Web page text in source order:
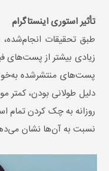
تأثیر استوری اینستاگرام
طبق تحقیقات انجام‌شده،
زیادی بیشتر از
پست‌های منتشرشده
دلیل طولانی بودن، کمتر
روزانه به چک کردن تمام
نسبت به آن‌ها نشان